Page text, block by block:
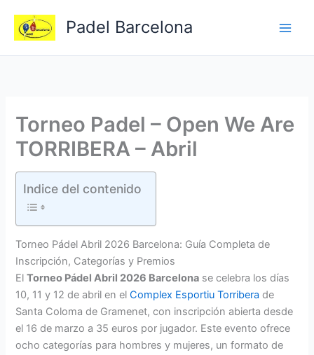
contenido
Padel Barcelona
Torneo Padel – Open We Are
TORRIBERA – Abril
Indice del contenido
Torneo Pádel Abril 2026 Barcelona: Guía Completa de
Inscripción, Categorías y Premios
ElTorneo Pádel Abril 2026 Barcelona se celebra los días
10, 11 y 12 de abril en elComplex Esportiu Torribera de
Santa Coloma de Gramenet, con inscripción abierta desde
el 16 de marzo a 35 euros por jugador. Este evento ofrece
ocho categorías para hombres y mujeres, un formato de